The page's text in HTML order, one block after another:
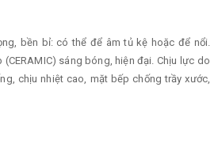
bền bỉ: có thể để âm tủ kệ hoặc để nổi.
sáng bóng, hiện đại. Chịu lực do
chịu nhiệt cao, mặt bếp chống trầy xước,